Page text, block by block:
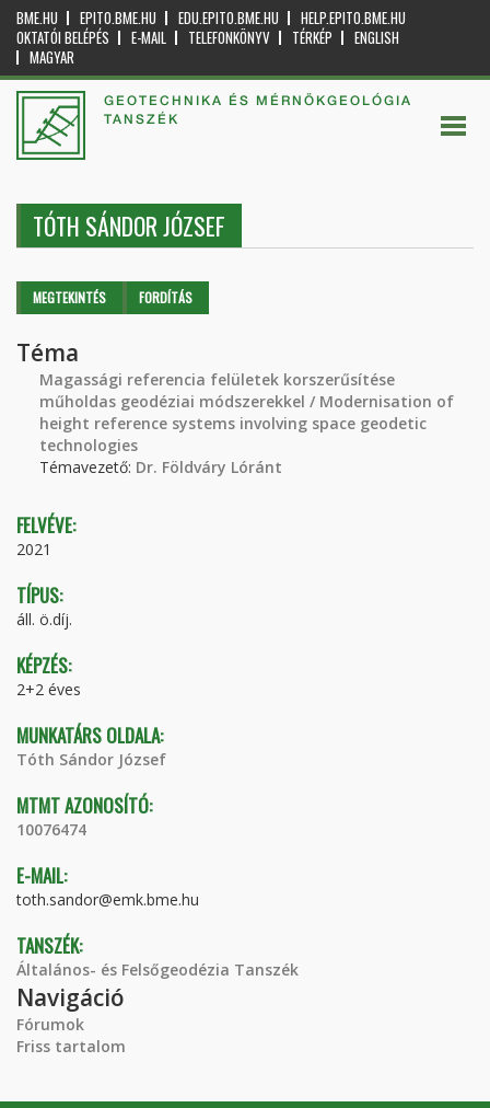
BME.HU EPITO.BME.HU EDU.EPITO.BME.HU
HELP.EPITO.BME.HU
OKTATÓI BELÉPÉS
E-MAIL TELEFONKÖNYV TÉRKÉP
ENGLISH
MAGYAR
GEOTECHNIKA ÉS MÉRNÖKGEOLÓGIA
TANSZÉK
TÓTH SÁNDOR JÓZSEF
Elsődleges fülek
MEGTEKINTÉS (AKTÍVFORDÍTÁS
Téma
Magassági referencia felületek korszerűsítése
műholdas geodéziai módszerekkel / Modernisation of
height reference systems involving space geodetic
technologies
Témavezető: Dr. Földváry Lóránt
FELVÉVE:
2021
TÍPUS:
áll. ö.díj.
KÉPZÉS:
2+2 éves
MUNKATÁRS OLDALA:
Tóth Sándor József
MTMT AZONOSÍTÓ:
10076474
E-MAIL:
toth.sandor@emk.bme.hu
TANSZÉK:
Általános- és Felsőgeodézia Tanszék
Navigáció
Fórumok
Friss tartalom